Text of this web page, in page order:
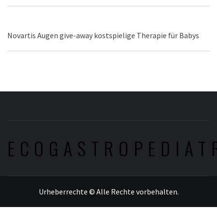
Novartis Augen give-away kostspielige Therapie für Babys
Urheberrechte © Alle Rechte vorbehalten.